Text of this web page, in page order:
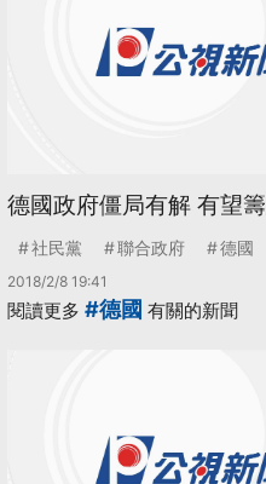
德國政府僵局有解 有望
社民黨 聯合政府 德國
2018/2/8 19:41
閱讀更多 #德國 有關的新聞